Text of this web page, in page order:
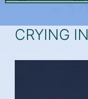
CRYING